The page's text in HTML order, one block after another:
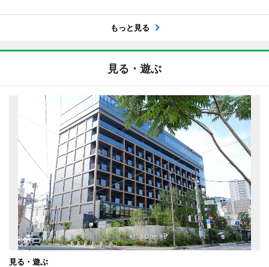
もっと見る
見る・遊ぶ
見る・遊ぶ